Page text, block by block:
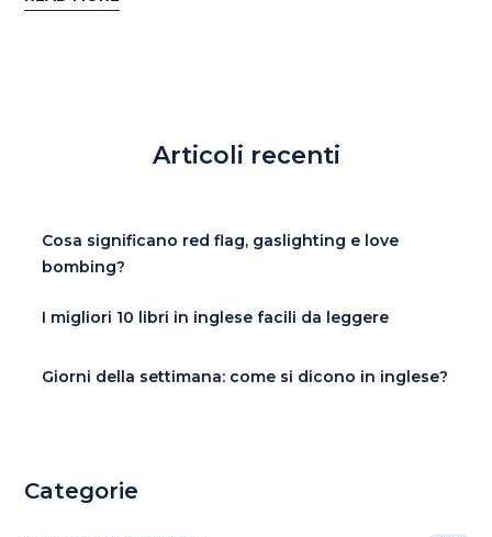
Articoli recenti
Cosa significano red flag, gaslighting e love
bombing?
I migliori 10 libri in inglese facili da leggere
Giorni della settimana: come si dicono in inglese?
Categorie